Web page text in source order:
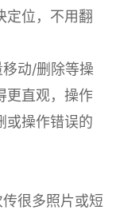
定位，不用翻
动/删除等操
更直观，操作
或操作错误的
很多照片或短